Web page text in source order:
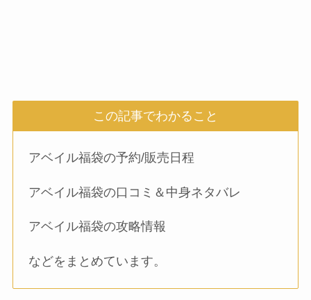
この記事でわかること
アベイル福袋の予約/販売日程
アベイル福袋の口コミ＆中身ネタバレ
アベイル福袋の攻略情報
などをまとめています。